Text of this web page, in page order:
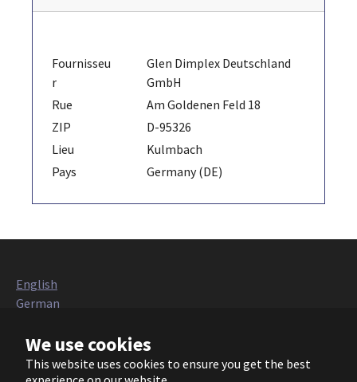
We use cookies
This website uses cookies to ensure you get the best
Fournisseu
r
Glen Dimplex Deutschland
GmbH
Rue
Am Goldenen Feld 18
ZIP
D-95326
Lieu
Kulmbach
Pays
Germany (DE)
English
German
French
Polish